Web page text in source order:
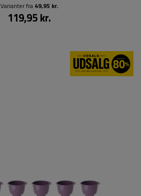
Varianter fra49,95 kr.
119,95 kr.